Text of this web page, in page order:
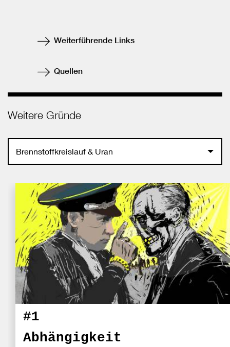
teilen
Weiterführende Links
Quellen
Weitere Gründe
Brennstoffkreislauf & Uran
#1
Abhängigkeit